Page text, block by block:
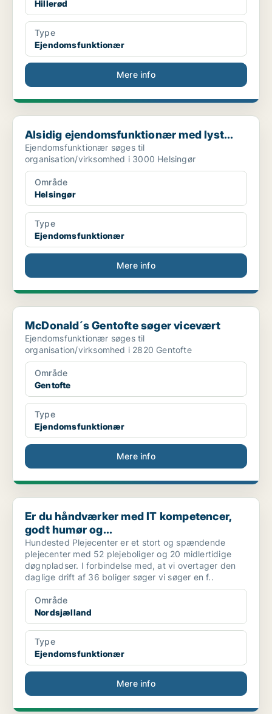
Hillerød
Type
Ejendomsfunktionær
Mere info
Alsidig ejendomsfunktionær med lyst...
Alsidig ejendomsfunktionær med lyst...
Ejendomsfunktionær søges til
organisation/virksomhed i 3000 Helsingør
Område
Helsingør
Type
Ejendomsfunktionær
Mere info
McDonald´s Gentofte søger vicevært
McDonald´s Gentofte søger vicevært
Ejendomsfunktionær søges til
organisation/virksomhed i 2820 Gentofte
Område
Gentofte
Type
Ejendomsfunktionær
Mere info
Er du håndværker med IT kompetencer, godt humør og...
Er du håndværker med IT kompetencer,
godt humør og...
Hundested Plejecenter er et stort og spændende
plejecenter med 52 plejeboliger og 20 midlertidige
døgnpladser. I forbindelse med, at vi overtager den
daglige drift af 36 boliger søger vi søger en f..
Område
Nordsjælland
Type
Ejendomsfunktionær
Mere info